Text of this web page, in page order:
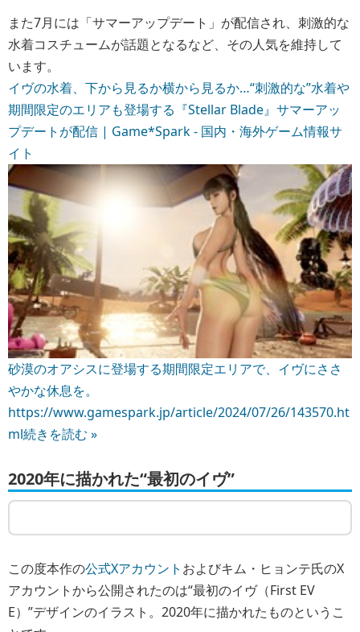
また7月には「サマーアップデート」が配信され、刺激的な
水着コスチュームが話題となるなど、その人気を維持して
います。
イヴの水着、下から見るか横から見るか…“刺激的な”水着や
期間限定のエリアも登場する『Stellar Blade』サマーアッ
プデートが配信 | Game*Spark - 国内・海外ゲーム情報サ
イト
砂漠のオアシスに登場する期間限定エリアで、イヴにささ
やかな休息を。
https://www.gamespark.jp/article/2024/07/26/143570.ht
ml続きを読む »
2020年に描かれた“最初のイヴ”
この度本作の公式Xアカウント およびキム・ヒョンテ氏のX
アカウントから公開されたのは“最初のイヴ（First EV
E）”デザインのイラスト。2020年に描かれたものというこ